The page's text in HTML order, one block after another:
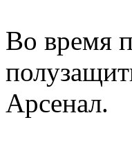
Во время
Арсенал.